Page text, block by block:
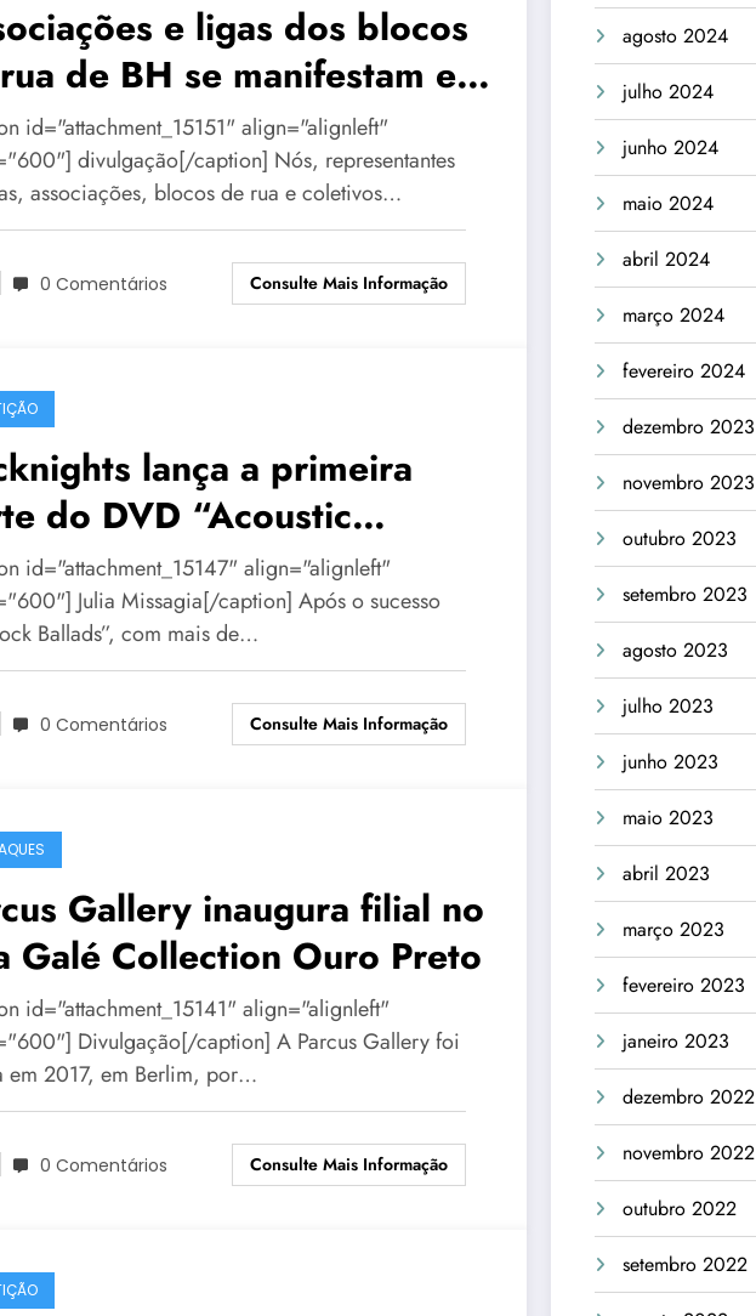
e ligas dos blocos
de BH se manifestam em
de repúdio
id="attachment_15151" align="alignleft"
divulgação[/caption] Nós, representantes
associações, blocos de rua e coletivos…
0 Comentários Consulte Mais Informação
lança a primeira
do DVD “Acoustic
em BH
id="attachment_15147" align="alignleft"
Julia Missagia[/caption] Após o sucesso
Ballads”, com mais de…
0 Comentários Consulte Mais Informação
Gallery inaugura filial no
Galé Collection Ouro Preto
id="attachment_15141" align="alignleft"
Divulgação[/caption] A Parcus Gallery foi
em 2017, em Berlim, por…
0 Comentários Consulte Mais Informação
agosto 2024
julho 2024
junho 2024
maio 2024
abril 2024
março 2024
fevereiro 2024
dezembro 2023
novembro 2023
outubro 2023
setembro 2023
agosto 2023
julho 2023
junho 2023
maio 2023
abril 2023
março 2023
fevereiro 2023
janeiro 2023
dezembro 2022
novembro 2022
outubro 2022
setembro 2022